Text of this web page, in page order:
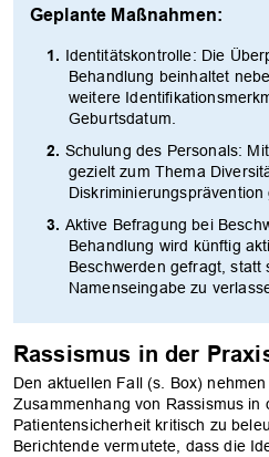
Geplante Maßnahmen:
Identitätskontrolle: Die
Behandlung beinhaltet
weitere
Geburtsdatum.
Schulung des Personals:
gezielt zum Thema
Diskriminierungsprävention
Aktive Befragung bei
Behandlung wird künftig
Beschwerden gefragt, statt
Namenseingabe zu
Rassismus in der
Den aktuellen Fall (s. Box)
Zusammenhang von Rassismus in
Patientensicherheit kritisch zu
Berichtende vermutete, dass die